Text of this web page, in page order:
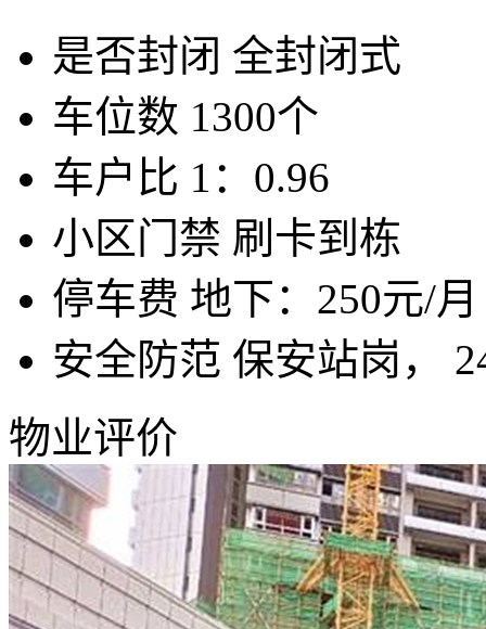
是否封闭 全封闭式
车位数 1300个
车户比 1：0.96
小区门禁 刷卡到栋
停车费 地下：250元/月
安全防范 保安站岗，
物业评价